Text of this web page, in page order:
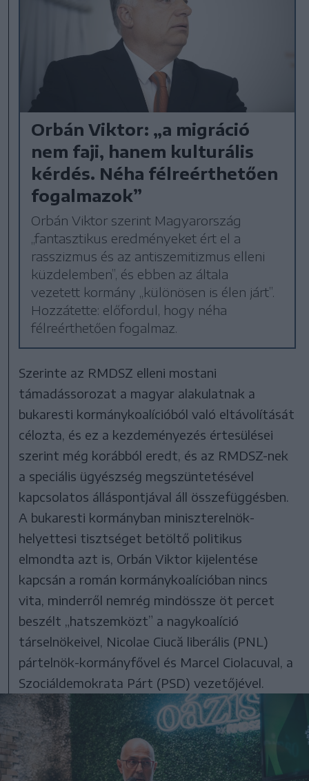
Orbán Viktor: „a migráció
nem faji, hanem kulturális
kérdés. Néha félreérthetően
fogalmazok”
Orbán Viktor szerint Magyarország
„fantasztikus eredményeket ért el a
rasszizmus és az antiszemitizmus elleni
küzdelemben”, és ebben az általa
vezetett kormány „különösen is élen járt”.
Hozzátette: előfordul, hogy néha
félreérthetően fogalmaz.
Szerinte az RMDSZ elleni mostani
támadássorozat a magyar alakulatnak a
bukaresti kormánykoalícióból való eltávolítását
célozta, és ez a kezdeményezés értesülései
szerint még korábból eredt, és az RMDSZ-nek
a speciális ügyészség megszüntetésével
kapcsolatos álláspontjával áll összefüggésben.
A bukaresti kormányban miniszterelnök-
helyettesi tisztséget betöltő politikus
elmondta azt is, Orbán Viktor kijelentése
kapcsán a román kormánykoalícióban nincs
vita, minderről nemrég mindössze öt percet
beszélt „hatszemközt” a nagykoalíció
társelnökeivel, Nicolae Ciucă liberális (PNL)
pártelnök-kormányfővel és Marcel Ciolacuval, a
Szociáldemokrata Párt (PSD) vezetőjével.